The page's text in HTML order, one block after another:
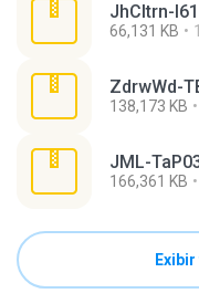
JhCltrn-
66,131 KB
ZdrwWd-
138,173 KB
JML-
166,361 KB